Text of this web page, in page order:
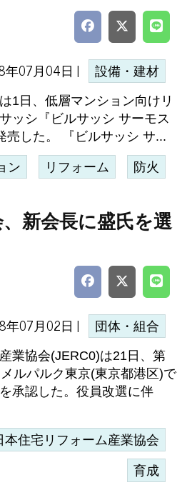
年07月04日 | 設備・建材
1日、低層マンション向けリ
ッシ『ビルサッシ サーモス
した。 『ビルサッシ サ...
ン リフォーム 防火
新会長に盛氏を選
年07月02日 | 団体・組合
業協会(JERC0)は21日、第
ルパルク東京(東京都港区)で
承認した。役員改選に伴
本住宅リフォーム産業協会
育成